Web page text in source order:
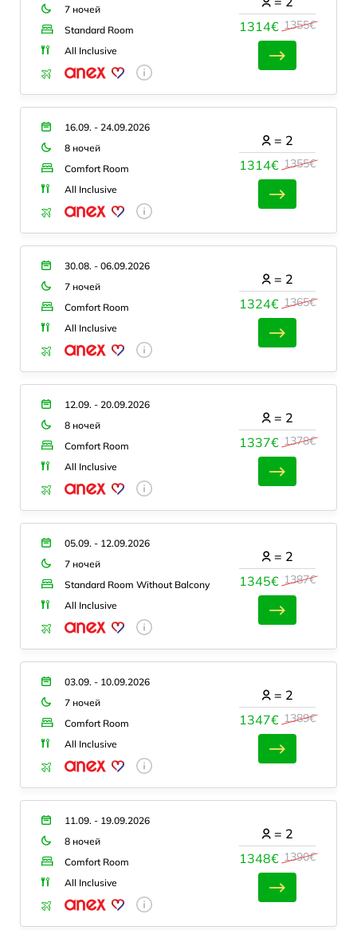
7 ночей
Standard Room
All Inclusive
1314€ 1355€
16.09. - 24.09.2026
8 ночей
Comfort Room
All Inclusive
1314€ 1355€
= 2
30.08. - 06.09.2026
7 ночей
Comfort Room
All Inclusive
1324€ 1365€
= 2
12.09. - 20.09.2026
8 ночей
Comfort Room
All Inclusive
1337€ 1378€
= 2
05.09. - 12.09.2026
7 ночей
Standard Room Without Balcony
All Inclusive
1345€ 1387€
= 2
03.09. - 10.09.2026
7 ночей
Comfort Room
All Inclusive
1347€ 1389€
= 2
11.09. - 19.09.2026
8 ночей
Comfort Room
All Inclusive
1348€ 1390€
= 2